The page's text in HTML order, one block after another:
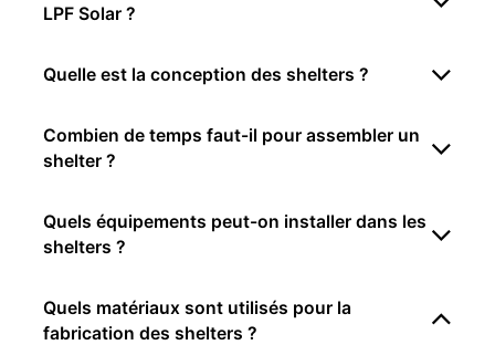
LPF Solar ?
Quelle est la conception des shelters ?
Combien de temps faut-il pour assembler un
shelter ?
Quels équipements peut-on installer dans les
shelters ?
Quels matériaux sont utilisés pour la
fabrication des shelters ?